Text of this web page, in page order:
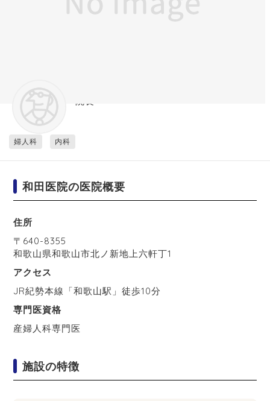
院長
婦人科 内科
和田医院の医院概要
住所
〒 640-8355
和歌山県和歌山市北ノ新地上六軒丁1
アクセス
JR紀勢本線「和歌山駅」徒歩10分
専門医資格
産婦人科専門医
施設の特徴